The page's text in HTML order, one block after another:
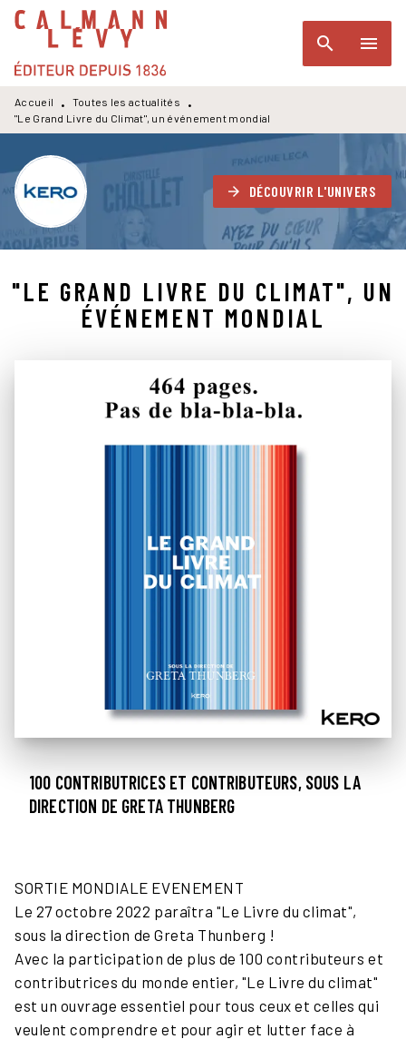
MENU RECHERCHE
PIED DE PAGE
search menu
Accueil • Toutes les actualités
•
"Le Grand Livre du Climat", un événement mondial
arrow_forward DÉCOUVRIR L'UNIVERS
"LE GRAND LIVRE DU CLIMAT", UN
ÉVÉNEMENT MONDIAL
100 CONTRIBUTRICES ET CONTRIBUTEURS, SOUS LA
DIRECTION DE GRETA THUNBERG
SORTIE MONDIALE EVENEMENT
Le 27 octobre 2022 paraîtra "Le Livre du climat",
sous la direction de Greta Thunberg !
Avec la participation de plus de 100 contributeurs et
contributrices du monde entier, "Le Livre du climat"
est un ouvrage essentiel pour tous ceux et celles qui
veulent comprendre et pour agir et lutter face à